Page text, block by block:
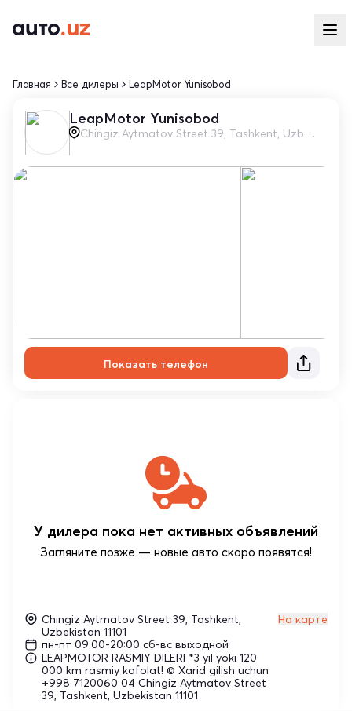
Главная Все дилеры LeapMotor Yunisobod
LeapMotor Yunisobod
Chingiz Aytmatov Street 39, Tashkent, Uzbekistan 11101
Показать телефон
На карте
Chingiz Aytmatov Street 39, Tashkent,
Uzbekistan 11101
пн-пт 09:00-20:00 сб-вс выходной
LEAPMOTOR RASMIY DILERI *3 yil yoki 120
000 km rasmiy kafolat! © Xarid gilish uchun
+998 7120060 04 Chingiz Aytmatov Street
39, Tashkent, Uzbekistan 11101
У дилера пока нет активных объявлений
Загляните позже — новые авто скоро появятся!